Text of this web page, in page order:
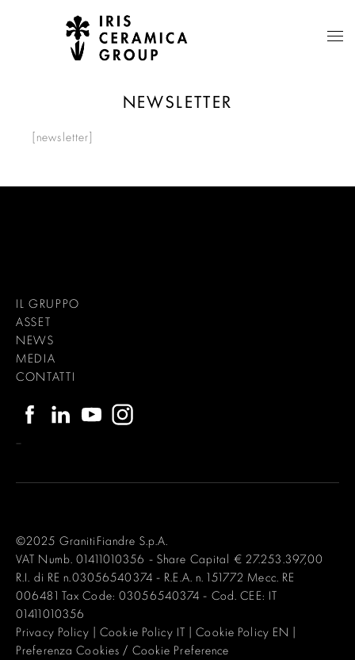
NEWSLETTER
[newsletter]
IL GRUPPO
ASSET
NEWS
MEDIA
CONTATTI
–
©2025 GranitiFiandre S.p.A.
VAT Numb. 01411010356 - Share Capital € 27.253.397,00
R.I. di RE n.03056540374 - R.E.A. n. 151772 Mecc. RE
006481 Tax Code: 03056540374 - Cod. CEE: IT
01411010356
Privacy Policy |Cookie Policy IT |Cookie Policy EN |
Preferenza Cookies / Cookie Preference